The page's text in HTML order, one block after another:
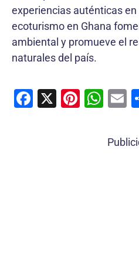
experiencias auténticas en
ecoturismo en Ghana
ambiental y promueve el
naturales del país.
F
X
Pi W
at
E